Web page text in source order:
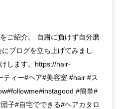
ご紹介。 自粛に負けず自分磨
ブログを立ち上げてみまし
します。https://hair-
ティー#ヘア#美容室 #hair #ス
#簡単#
子#自宅でできる#ヘアカタロ